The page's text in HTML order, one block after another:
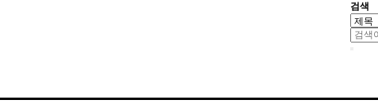
검색